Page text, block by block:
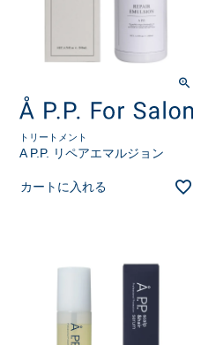
トリートメント
A P.P. リペアエマルジョン
カートに入れる